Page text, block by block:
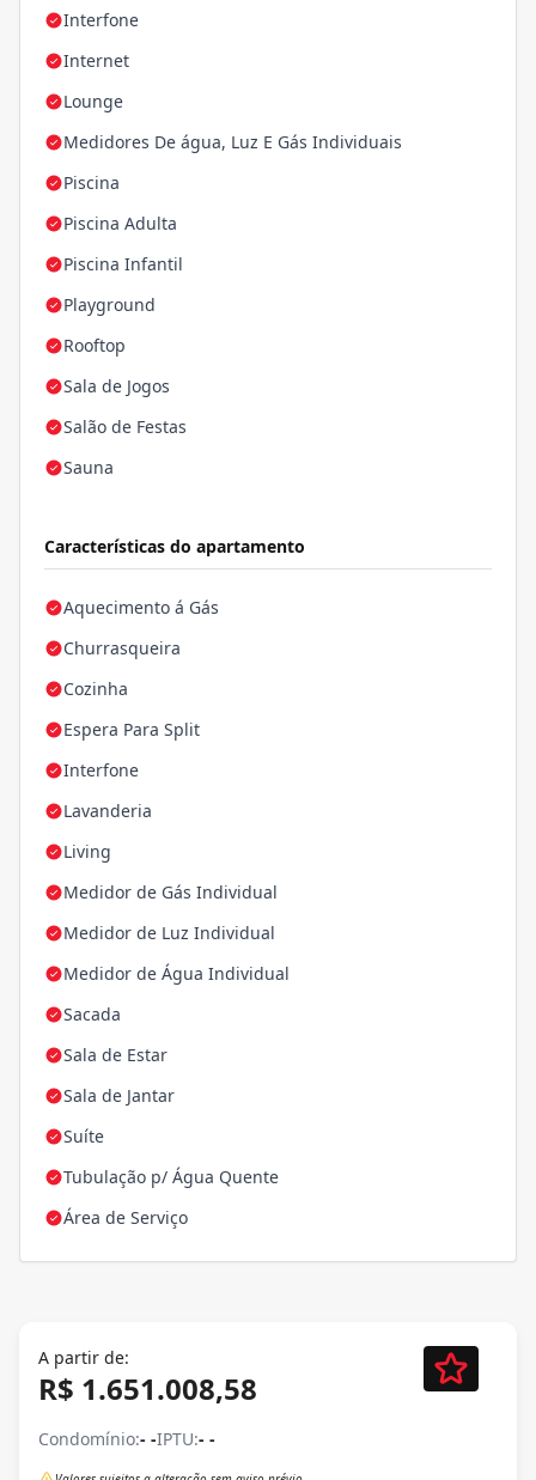
Interfone
Internet
Lounge
Medidores De água, Luz E Gás Individuais
Piscina
Piscina Adulta
Piscina Infantil
Playground
Rooftop
Sala de Jogos
Salão de Festas
Sauna
Características do apartamento
Aquecimento á Gás
Churrasqueira
Cozinha
Espera Para Split
Interfone
Lavanderia
Living
Medidor de Gás Individual
Medidor de Luz Individual
Medidor de Água Individual
Sacada
Sala de Estar
Sala de Jantar
Suíte
Tubulação p/ Água Quente
Área de Serviço
A partir de:
R$ 1.651.008,58
Condomínio:- -IPTU:- -